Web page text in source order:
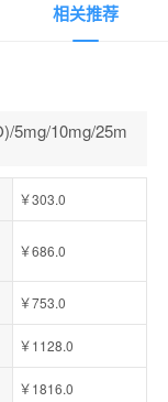
相关推荐
5mg/10mg/25m
￥303.0
￥686.0
￥753.0
￥1128.0
￥1816.0